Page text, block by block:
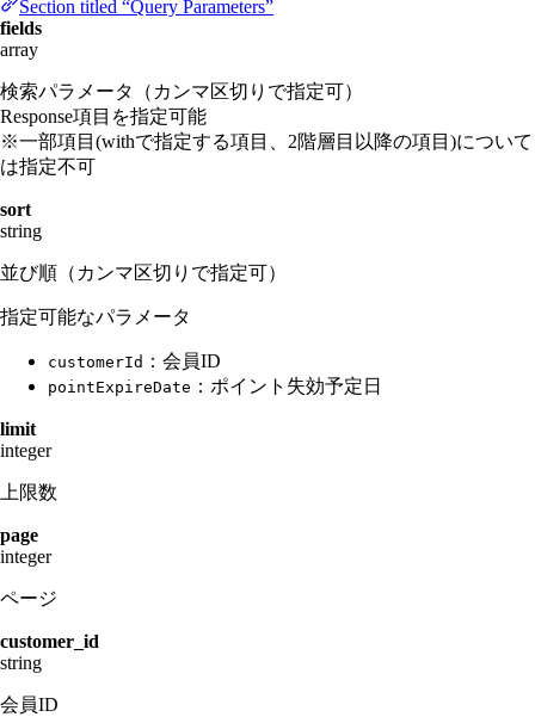
Section titled “Query Parameters”
fields
array
検索パラメータ（カンマ区切りで指定可）
Response項目を指定可能
※一部項目(withで指定する項目、2階層目以降の項目)について
は指定不可
sort
string
並び順（カンマ区切りで指定可）
指定可能なパラメータ
customerId ：会員ID
pointExpireDate ：ポイント失効予定日
limit
integer
上限数
page
integer
ページ
customer_id
string
会員ID